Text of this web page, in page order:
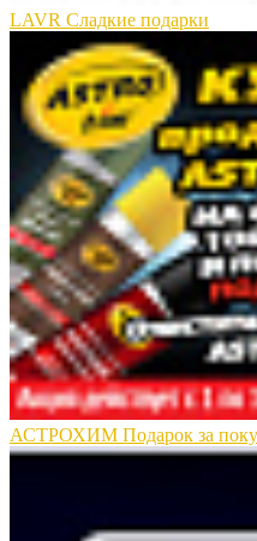
LAVR Сладкие подарки
АСТРОХИМ Подарок за